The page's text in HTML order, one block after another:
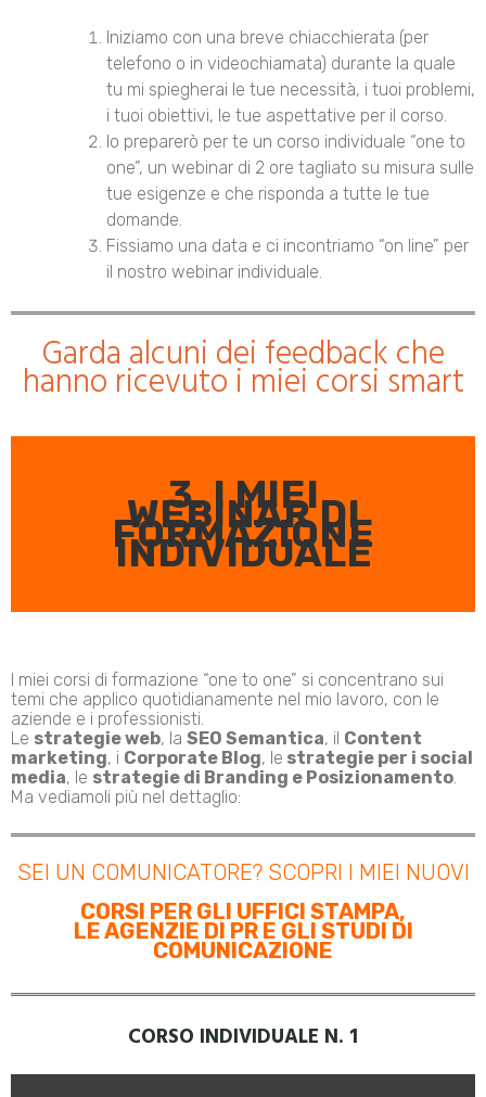
Iniziamo con una breve chiacchierata (per
telefono o in videochiamata) durante la quale
tu mi spiegherai le tue necessità, i tuoi problemi,
i tuoi obiettivi, le tue aspettative per il corso.
Io preparerò per te un corso individuale “one to
one”, un webinar di 2 ore tagliato su misura sulle
tue esigenze e che risponda a tutte le tue
domande.
Fissiamo una data e ci incontriamo “on line” per
il nostro webinar individuale.
Garda alcuni dei feedbackche
hanno ricevuto i miei corsi smart
3. I MIEI
WEBINAR DI
FORMAZIONE
INDIVIDUALE
I miei corsi di formazione “one to one” si concentrano sui
temi che applico quotidianamente nel mio lavoro, con le
aziende e i professionisti.
Le strategie web, la SEO Semantica, il Content
marketing, i Corporate Blog, le strategie per i social
media, le strategie di Branding e Posizionamento.
Ma vediamoli più nel dettaglio:
SEI UN COMUNICATORE? SCOPRI I MIEI NUOVI
CORSI PER GLI UFFICI STAMPA,
LE AGENZIE DI PR E GLI STUDI DI
COMUNICAZIONE
CORSO INDIVIDUALE N. 1